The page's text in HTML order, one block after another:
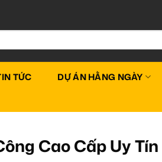
TỨC DỰ ÁN HẰNG NGÀY
Cao Cấp Uy